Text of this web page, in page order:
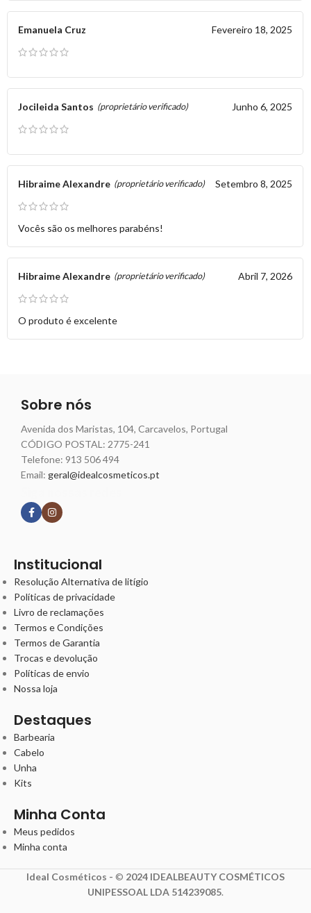
Emanuela Cruz Fevereiro 18, 2025
Jocileida Santos (proprietário verificado) Junho 6, 2025
Hibraime Alexandre (proprietário verificado) Setembro 8, 2025
Vocês são os melhores parabéns!
Hibraime Alexandre (proprietário verificado) Abril 7, 2026
O produto é excelente
Sobre nós
Avenida dos Maristas, 104, Carcavelos, Portugal
CÓDIGO POSTAL: 2775-241
Telefone: 913 506 494
Email: geral@idealcosmeticos.pt
Institucional
Resolução Alternativa de litígio
Políticas de privacidade
Livro de reclamações
Termos e Condições
Termos de Garantia
Trocas e devolução
Políticas de envio
Nossa loja
Destaques
Barbearia
Cabelo
Unha
Kits
Minha Conta
Meus pedidos
Minha conta
Ideal Cosméticos - © 2024 IDEALBEAUTY COSMÉTICOS
UNIPESSOAL LDA 514239085.